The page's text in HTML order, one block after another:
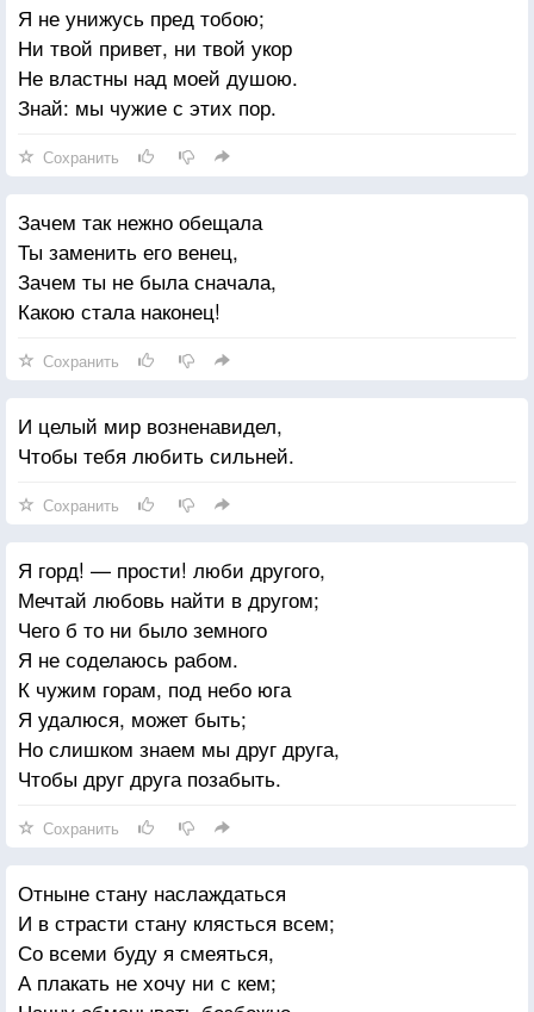
Я не унижусь пред тобою;
Ни твой привет, ни твой укор
Не властны над моей душою.
Знай: мы чужие с этих пор.
Сохранить
Зачем так нежно обещала
Ты заменить его венец,
Зачем ты не была сначала,
Какою стала наконец!
Сохранить
И целый мир возненавидел,
Чтобы тебя любить сильней.
Сохранить
Я горд! — прости! люби другого,
Мечтай любовь найти в другом;
Чего б то ни было земного
Я не соделаюсь рабом.
К чужим горам, под небо юга
Я удалюся, может быть;
Но слишком знаем мы друг друга,
Чтобы друг друга позабыть.
Сохранить
Отныне стану наслаждаться
И в страсти стану клясться всем;
Со всеми буду я смеяться,
А плакать не хочу ни с кем;